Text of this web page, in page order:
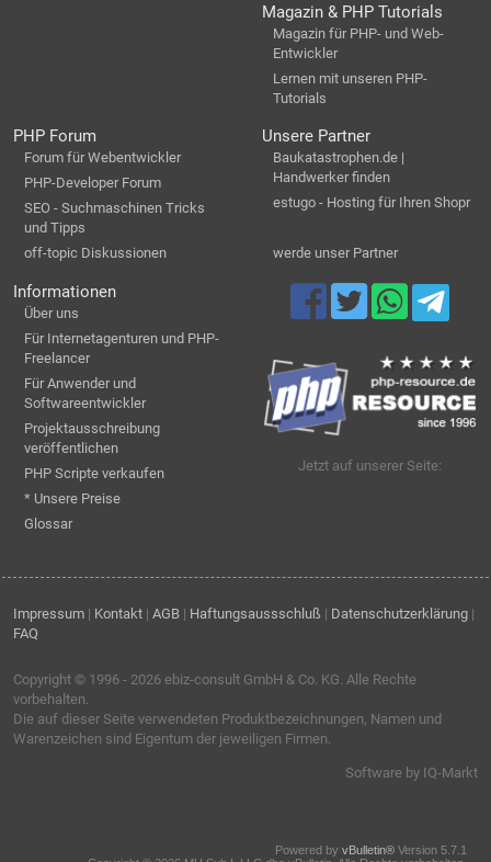
Magazin & PHP Tutorials
Magazin für PHP- und Web-
Entwickler
Lernen mit unseren PHP-
Tutorials
PHP Forum
Forum für Webentwickler
PHP-Developer Forum
SEO - Suchmaschinen Tricks
und Tipps
off-topic Diskussionen
Unsere Partner
Baukatastrophen.de |
Handwerker finden
estugo - Hosting für Ihren Shopr
werde unser Partner
Informationen
Über uns
Für Internetagenturen und PHP-
Freelancer
Für Anwender und
Softwareentwickler
Projektausschreibung
veröffentlichen
PHP Scripte verkaufen
* Unsere Preise
Glossar
Jetzt auf unserer Seite:
Impressum | Kontakt | AGB | Haftungsaussschluß | Datenschutzerklärung |
FAQ
Copyright © 1996 - 2026 ebiz-consult GmbH & Co. KG. Alle Rechte
vorbehalten.
Die auf dieser Seite verwendeten Produktbezeichnungen, Namen und
Warenzeichen sind Eigentum der jeweiligen Firmen.
Software by IQ-Markt
Powered by vBulletin® Version 5.7.1